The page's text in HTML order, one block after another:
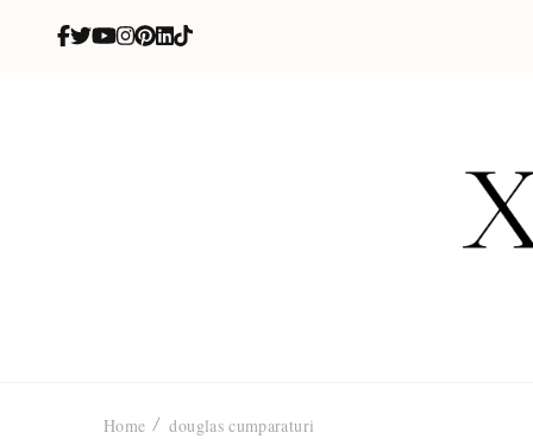
Home douglas cumparaturi